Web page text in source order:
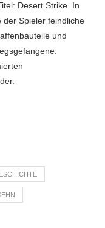
Desert Strike. In
der Spieler feindliche
und